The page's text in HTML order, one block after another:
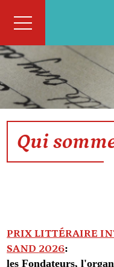
Qui
PRIX LITTÉRAIRE
SAND 2026:
lesFondateurs,